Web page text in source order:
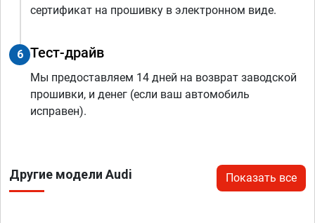
сертификат на прошивку в электронном виде.
6 Тест-драйв
Мы предоставляем 14 дней на возврат заводской
прошивки, и денег (если ваш автомобиль
исправен).
Другие модели Audi Показать все